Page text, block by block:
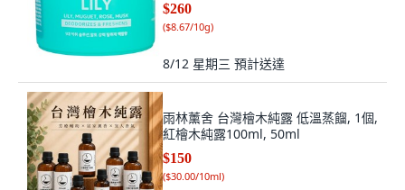
$260
($8.67/10g)
8/12 星期三 預計送達
雨林薰舍 台灣檜木純露 低溫蒸餾, 1個,
紅檜木純露100ml, 50ml
$150
($30.00/10ml)